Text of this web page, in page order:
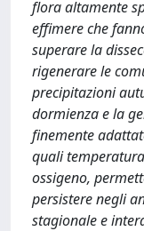
flora altamente
effimere che
superare la
rigenerare le
precipitazioni
dormienza e la
finemente
quali
ossigeno,
persistere negli
stagionale e